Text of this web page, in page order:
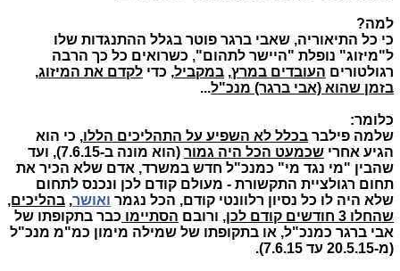
למה?
כי כל התיאוריה, שאבי ברגר פוטר בגלל ההתנגדות שלו
ל"מיזוג" נופלת "היישר לתהום", כשרואים כל כך הרבה
רגולטורים העובדים במרץ, במקביל, כדי לקדם את המיזוג,
בזמן שהוא (אבי ברגר) מנכ"ל...
כלומר:
שלמה פילבר בכלל לא השפיע על התהליכים הללו, כי הוא
הגיע אחרי שכמעט הכל היה גמור
(הוא מונה ב-7.6.15), ועד
שהבין "מי נגד מי" כמנכ"ל חדש במשרד, אדם שלא הכיר את
תחום רגולציית התקשורת - מעולם קודם לכן ונכנס לתחום
שלא היה לו כל נסיון רלוונטי קודם, הכל נגמר ואושר, בהליכים,
שהחלו 3 חודשים קודם לכן
, ורובם הסתיימו כבר בתקופתו של
אבי ברגר כמנכ"ל, או בתקופתו של שמילה מימון כמ"מ מנכ"ל
(מ-20.5.15 עד 7.6.15).